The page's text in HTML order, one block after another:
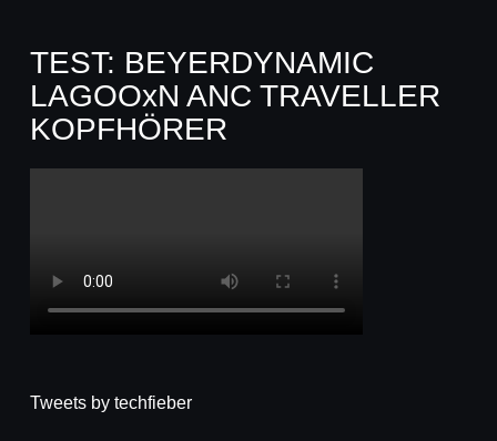
TEST: BEYERDYNAMIC
LAGOOxN ANC TRAVELLER
KOPFHÖRER
Tweets by techfieber